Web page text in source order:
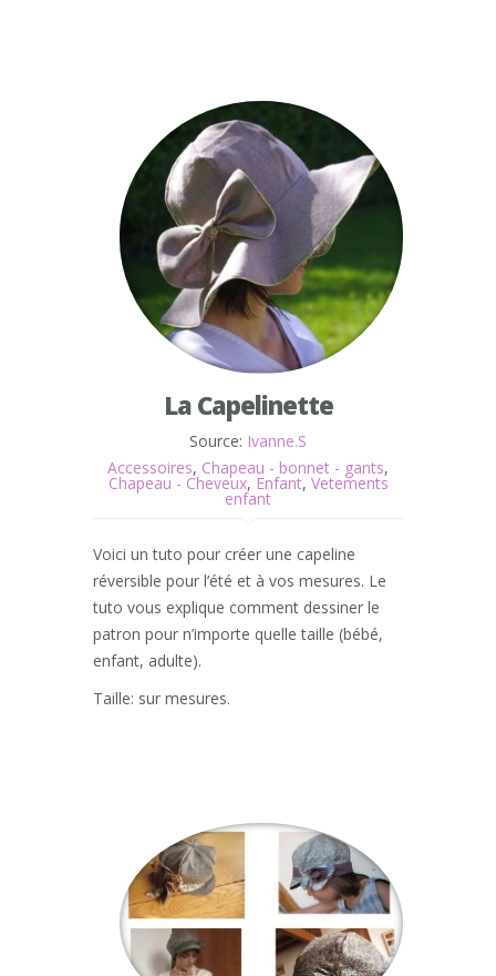
La Capelinette
Source: Ivanne.S
Accessoires, Chapeau - bonnet - gants,
Chapeau - Cheveux, Enfant, Vetements
enfant
Voici un tuto pour créer une capeline
réversible pour l’été et à vos mesures. Le
tuto vous explique comment dessiner le
patron pour n’importe quelle taille (bébé,
enfant, adulte).
Taille: sur mesures.